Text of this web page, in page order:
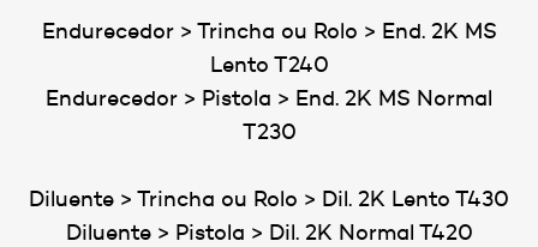
Endurecedor > Trincha ou Rolo > End. 2K MS
Lento T240
Endurecedor > Pistola > End. 2K MS Normal
T230
Diluente > Trincha ou Rolo > Dil. 2K Lento T430
Diluente > Pistola > Dil. 2K Normal T420